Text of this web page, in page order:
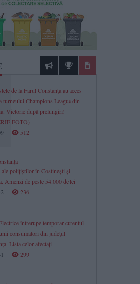
de la Farul Constanța au acces
turneului Champions League din
Victorie după prelungiri!
FOTO)
512
polițiștilor în Costinești și
Amenzi de peste 54.000 de lei
236
întrerupe temporar curentul
consumatori din județul
Lista celor afectați
299